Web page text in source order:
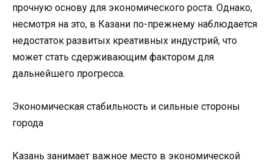
прочную основу для экономического роста. Однако,
несмотря на это, в Казани по-прежнему наблюдается
недостаток развитых креативных индустрий, что
может стать сдерживающим фактором для
дальнейшего прогресса.
Экономическая стабильность и сильные стороны
города
Казань занимает важное место в экономической